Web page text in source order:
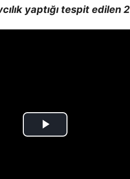
yaptığı tespit edilen